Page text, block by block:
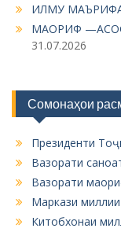
v
a
o
n
ИЛМУ
МАОРИФ
31.07.2026
Сомонаҳои
Президенти
Вазорати
Вазорати
Маркази
Китобхонаи